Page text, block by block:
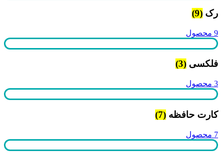
رک (9)
9 محصول
فلکسی (3)
3 محصول
کارت حافظه (7)
7 محصول